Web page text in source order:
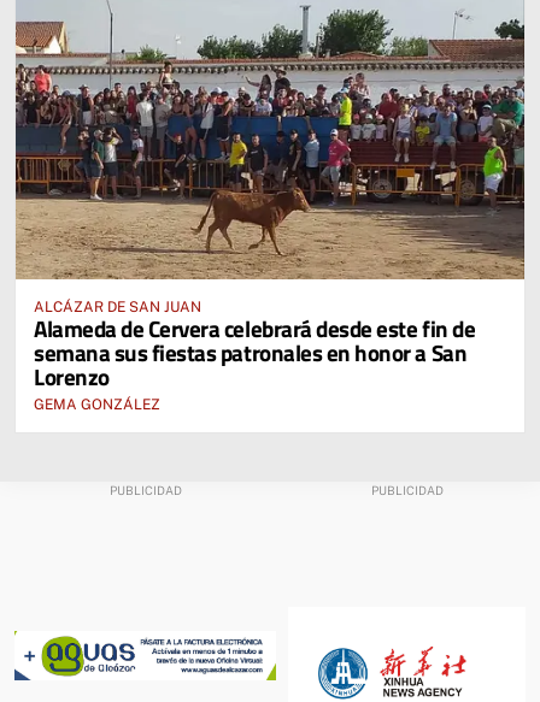
ALCÁZAR DE SAN JUAN
Alameda de Cervera celebrará desde este fin de
semana sus fiestas patronales en honor a San
Lorenzo
GEMA GONZÁLEZ